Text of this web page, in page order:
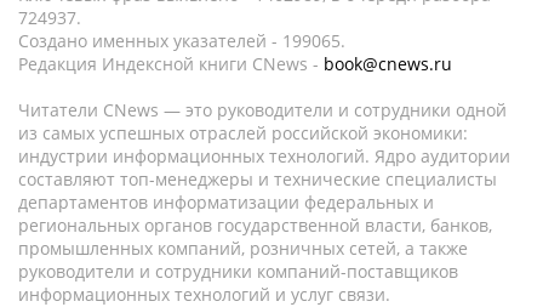
724937.
Создано именных указателей - 199065.
Редакция Индексной книги CNews - book@cnews.ru
Читатели CNews — это руководители и сотрудники одной
из самых успешных отраслей российской экономики:
индустрии информационных технологий. Ядро аудитории
составляют топ-менеджеры и технические специалисты
департаментов информатизации федеральных и
региональных органов государственной власти, банков,
промышленных компаний, розничных сетей, а также
руководители и сотрудники компаний-поставщиков
информационных технологий и услуг связи.